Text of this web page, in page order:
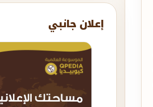
إعلان جانبي